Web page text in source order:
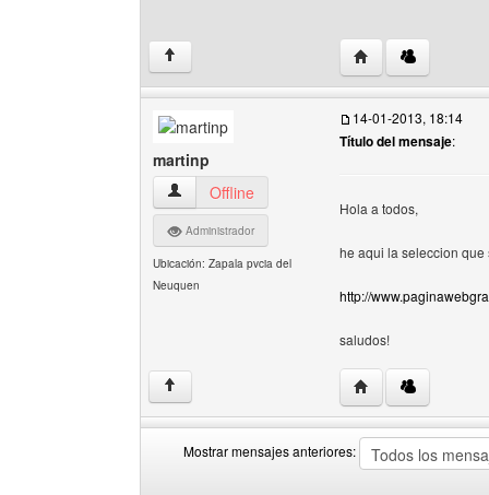
↑ Visitar sitio web
martinp
martinp Ver perfil del usuario
Offline
Administrador
Ubicación: Zapala pvcia del
Neuquen
14-01-2013, 18:14
Título del mensaje:
Hola a todos,
he aqui la seleccion
http://
saludos!
↑ Visitar sitio web
Mostrar mensajes anteriores: